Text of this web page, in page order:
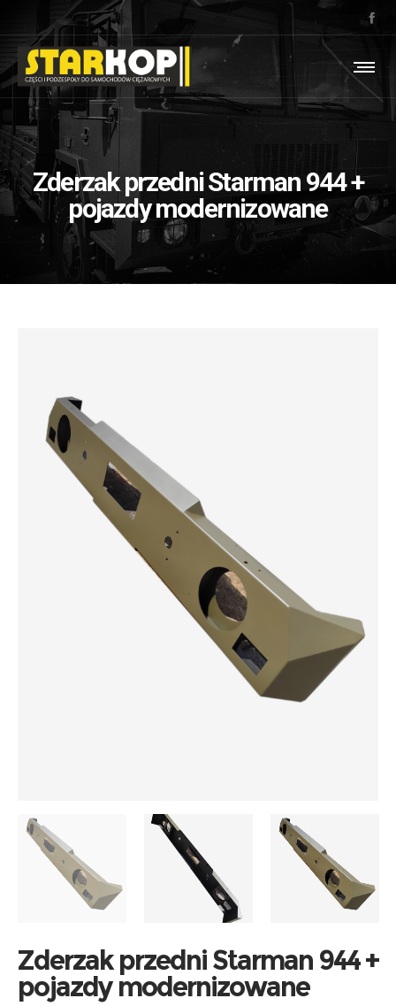
Zderzak przedni Starman 944 +
pojazdy modernizowane
Zderzak przedni Starman 944 +
pojazdy modernizowane